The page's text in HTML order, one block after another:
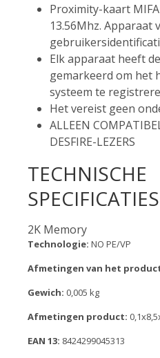
Proximity-kaart
13.56Mhz. Apparaat
Elk apparaat heeft
gemarkeerd om het
systeem te
Het vereist geen
ALLEEN
DESFIRE-LEZERS
TECHNISCHE
SPECIFICATIES
2K Memory
Technologie: NO PE/VP
Afmetingen van het
Gewich: 0,005 kg
Afmetingen product:
EAN 13: 8424299045313